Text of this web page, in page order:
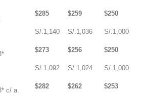
$285 $259 $250
S/.1,140 S/.1,036 S/.1,000
$273 $256 $250
S/.1,092 S/.1,024 S/.1,000
c/ a.
$282 $262 $253